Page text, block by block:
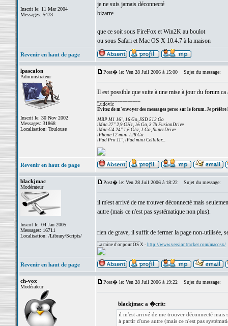
Inscrit le: 11 Mar 2004
Messages: 5473
je ne suis jamais déconnecté
bizarre
que ce soit sous FireFox et Win2K au boulot
ou sous Safari et Mac OS X 10.4.7 à la maison
Revenir en haut de page
lpascalon
Administrateur
Inscrit le: 30 Nov 2002
Messages: 31868
Localisation: Toulouse
Post� le: Ven 28 Juil 2006 à 15:00 Sujet du message:
Il est possible que suite à une mise à jour du forum
Ludovic
Evitez de m'envoyer des messages perso sur le forum. Je préfère
MBP M1 16", 16 Go, SSD 512 Go
iMac 27" 2,9 GHz, 16 Go, 3 To FusionDrive
iMac G4 24" 1,6 Ghz, 1 Go, SuperDrive
iPhone 12 mini 128 Go
iPad Pro 11", iPad mini Cellular...
Revenir en haut de page
blackjmac
Modérateur
Inscrit le: 04 Jan 2005
Messages: 16711
Localisation: /Library/Scripts/
Post� le: Ven 28 Juil 2006 à 18:22 Sujet du message:
il m'est arrivé de me trouver déconnecté mais
autre (mais ce n'est pas systématique non plus).
rien de grave, il suffit de fermer la page non-utilisée,
La mine d'or pour OS X - http://www.versiontracker.com/macosx/
Revenir en haut de page
ch-vox
Modérateur
Post� le: Ven 28 Juil 2006 à 19:22 Sujet du message:
blackjmac a �crit:
il m'est arrivé de me trouver déconnecté mais
à partir d'une autre (mais ce n'est pas